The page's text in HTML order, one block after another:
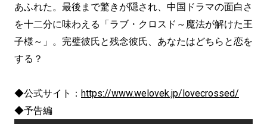
あふれた。最後まで驚きが隠され、中国ドラマの面白さ
を十二分に味わえる「ラブ・クロスド～魔法が解けた王
子様～」。完璧彼氏と残念彼氏、あなたはどちらと恋を
する？
◆公式サイト： https://www.welovek.jp/lovecrossed/
◆予告編